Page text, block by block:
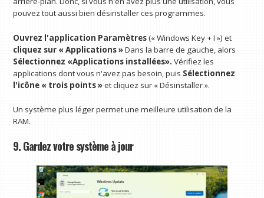
pouvez tout aussi bien désinstaller ces programmes.
Ouvrez l'application Paramètres(« Windows Key + I ») et
cliquez sur « Applications »Dans la barre de gauche, alors
Sélectionnez «Applications installées».Vérifiez les
applications dont vous n'avez pas besoin, puis Sélectionnez
l'icône « trois points »et cliquez sur « Désinstaller ».
Un système plus léger permet une meilleure utilisation de la
RAM.
9. Gardez votre système à jour